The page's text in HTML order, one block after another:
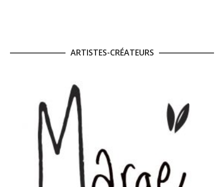
ARTISTES-CRÉATEURS